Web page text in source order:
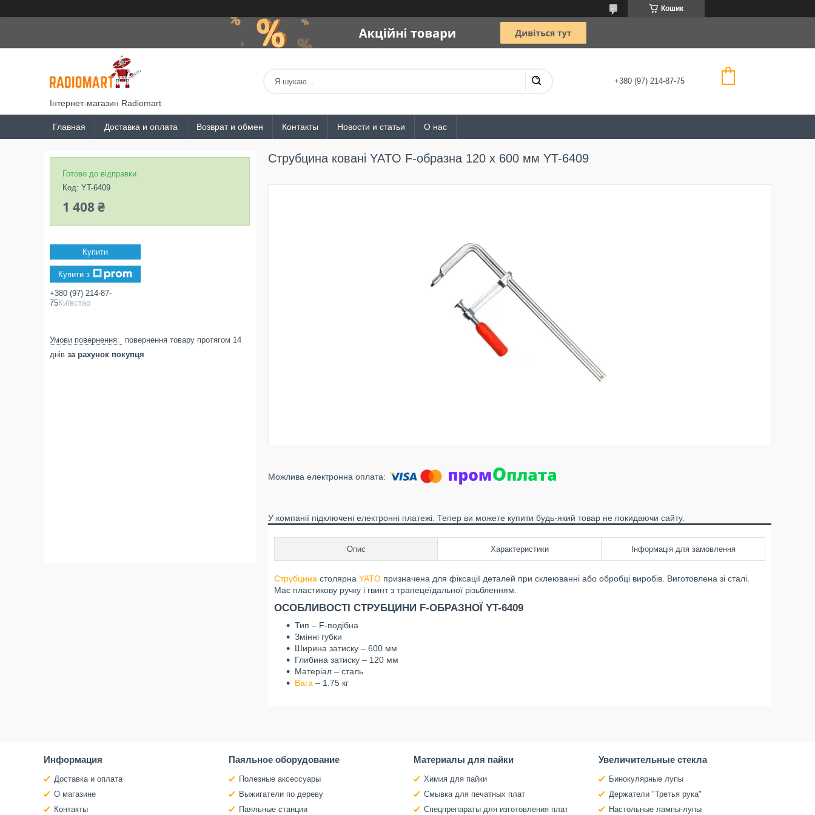
Кошик
Інтернет-магазин Radiomart
+380 (97) 214-87-75
Главная Доставка и оплата Возврат и обмен Контакты Новости и статьи О нас
Струбцина ковані YATO F-образна 120 x 600 мм YT-6409
У компанії підключені електронні платежі. Тепер ви можете купити будь-який товар не покидаючи сайту.
Опис Характеристики Інформація для замовлення
Струбцина столярна YATO призначена для фіксації деталей при склеюванні або обробці виробів. Виготовлена зі сталі.
Має пластикову ручку і гвинт з трапецеїдальної різьбленням.
ОСОБЛИВОСТІ СТРУБЦИНИ F-ОБРАЗНОЇ YT-6409
Тип – F-подібна
Змінні губки
Ширина затиску – 600 мм
Глибина затиску – 120 мм
Матеріал – сталь
Вага – 1.75 кг
Готово до відправки
Код: YT-6409
1 408 ₴
Купити
Купити з
+380 (97) 214-87-
75Київстар
повернення товару протягом 14
днів за рахунок покупця
Информация
Доставка и оплата
О магазине
Контакты
Паяльное оборудование
Полезные аксессуары
Выжигатели по дереву
Паяльные станции
Материалы для пайки
Химия для пайки
Смывка для печатных плат
Спецпрепараты для изготовления плат
Увеличительные стекла
Бинокулярные лупы
Держатели "Третья рука"
Настольные лампы-лупы